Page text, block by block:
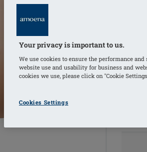
Your privacy is important to us.
We use cookies to ensure the performance
website use and usability for business and
cookies we use, please click on "Cookie
Cookies Settings